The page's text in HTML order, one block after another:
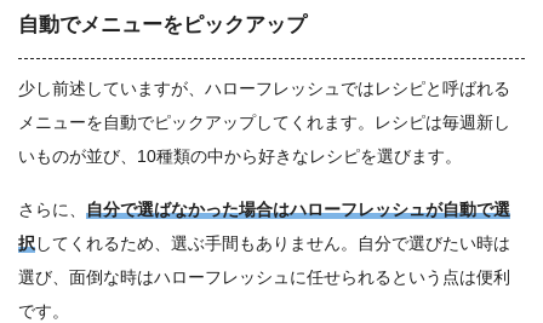
自動でメニューをピックアップ
少し前述していますが、ハローフレッシュではレシピと呼ばれる
メニューを自動でピックアップしてくれます。レシピは毎週新し
いものが並び、10種類の中から好きなレシピを選びます。
さらに、 自分で選ばなかった場合はハローフレッシュが自動で選
択してくれるため、選ぶ手間もありません。自分で選びたい時は
選び、面倒な時はハローフレッシュに任せられるという点は便利
です。